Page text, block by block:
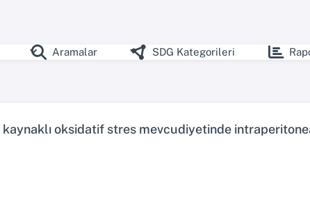
Aramalar SDG Kategorileri
oksidatif stres mevcudiyetinde